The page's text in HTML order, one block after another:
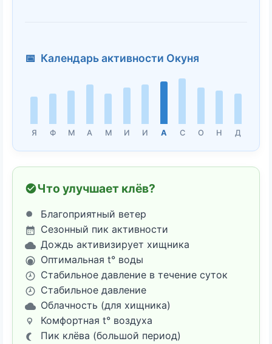
📅 Календарь активности Окуня
Я Ф М А М И И А С О Н Д
Что улучшает клёв?
Благоприятный ветер
Сезонный пик активности
Дождь активизирует хищника
Оптимальная t° воды
Стабильное давление в течение суток
Стабильное давление
Облачность (для хищника)
Комфортная t° воздуха
Пик клёва (большой период)